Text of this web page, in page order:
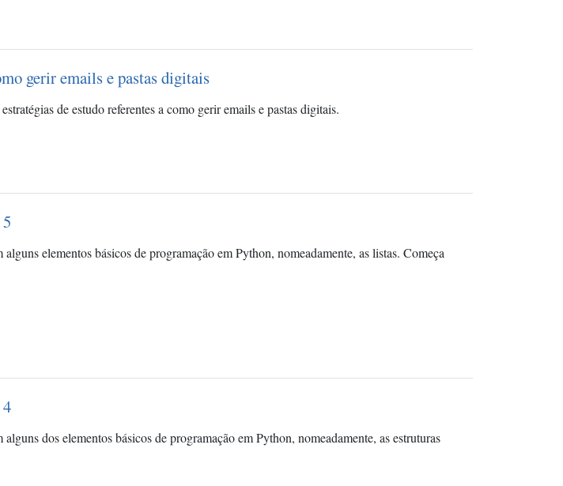
gerir emails e pastas digitais
de estudo referentes a como gerir emails e pastas digitais.
elementos básicos de programação em Python, nomeadamente, as listas. Começa
dos elementos básicos de programação em Python, nomeadamente, as estruturas